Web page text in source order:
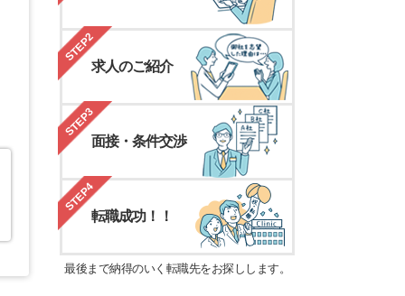
STEP2
求人のご紹介
STEP3
面接・条件交渉
STEP4
転職成功！！
最後まで納得のいく転職先をお探しします。